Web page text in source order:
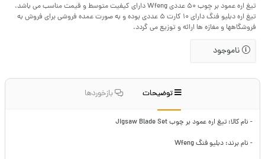
تیغ اره عمود بر چوب ۵۰ عددی Wfeng دارای کیفیت متوسط و قیمت مناسب می باشد.
تیغ اره دبلیو فنگ دارای ۱۰ کارت ۵ عددی بوده و به صورت عمده فروشی برای فروش به
فروشگاهها و مغازه ها ارائه و توزیع می گردد.
ناموجود
توضیحات بازخوردها
- نام کالا: تیغ اره عمود بر چوب Jigsaw Blade Set
- نام برند: دبلیو فنگ Wfeng